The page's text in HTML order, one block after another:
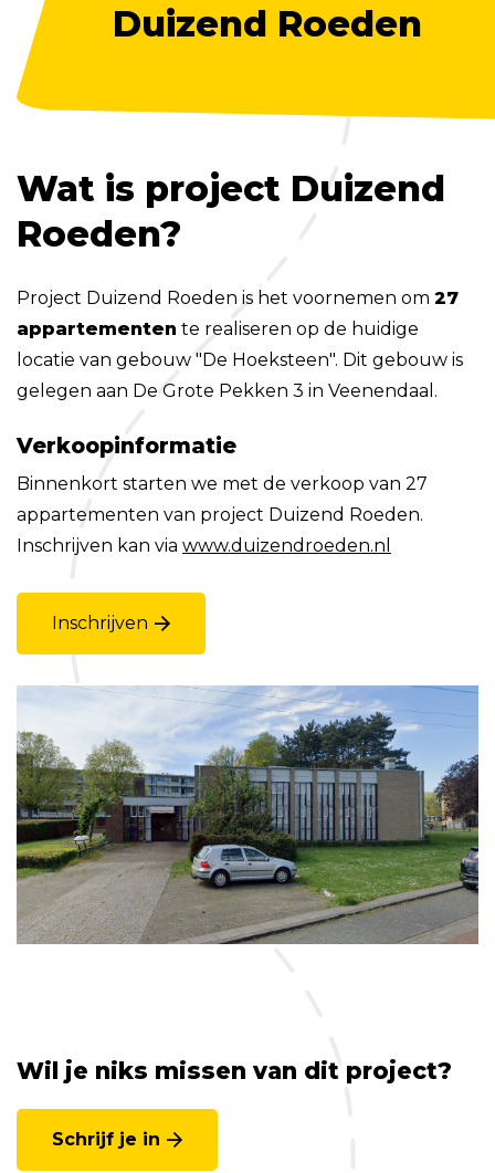
Duizend Roeden
Wat is project Duizend
Roeden?
Project Duizend Roeden is het voornemen om 27
appartementen te realiseren op de huidige
locatie van gebouw "De Hoeksteen". Dit gebouw is
gelegen aan De Grote Pekken 3 in Veenendaal.
Verkoopinformatie
Binnenkort starten we met de verkoop van 27
appartementen van project Duizend Roeden.
Inschrijven kan via www.duizendroeden.nl
Inschrijven
Wil je niks missen van dit project?
Schrijf je in